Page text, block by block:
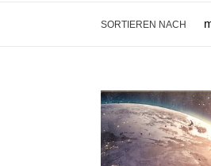
SORTIEREN NACH
Von
Angesicht
zu
Angesicht